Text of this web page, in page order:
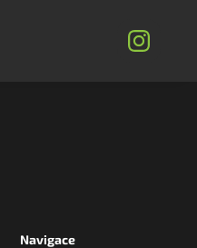
Navigace